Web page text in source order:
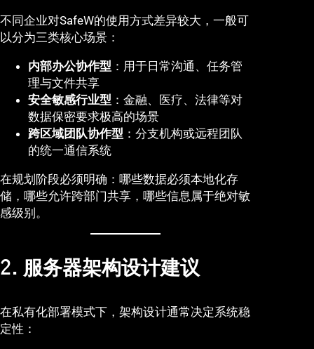
不同企业对SafeW的使用方式差异较大，一般可
以分为三类核心场景：
内部办公协作型 ：用于日常沟通、任务管
理与文件共享
安全敏感行业型 ：金融、医疗、法律等对
数据保密要求极高的场景
跨区域团队协作型 ：分支机构或远程团队
的统一通信系统
在规划阶段必须明确：哪些数据必须本地化存
储，哪些允许跨部门共享，哪些信息属于绝对敏
感级别。
2. 服务器架构设计建议
在私有化部署模式下，架构设计通常决定系统稳
定性：